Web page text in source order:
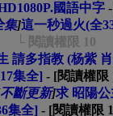
國語中字-
集]這一秒過火(全
└ 閱讀權限 10
請多指教 (杨紫
集全] - [閱讀權限
不斷更新]求 昭陽公
集全] - [閱讀權限 1